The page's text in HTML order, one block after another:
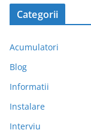
Categorii
Acumulatori
Blog
Informatii
Instalare
Interviu